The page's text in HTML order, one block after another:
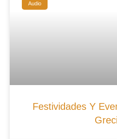
Audio
Festividades Y